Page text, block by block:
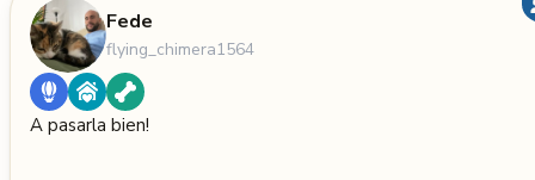
Fede
flying_chimera1564
A pasarla bien!